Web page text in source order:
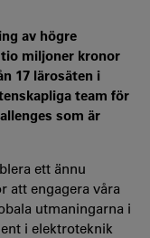
av högre
miljoner kronor
17 lärosäten i
team för
som är
ett ännu
att engagera våra
utmaningarna i
i elektroteknik